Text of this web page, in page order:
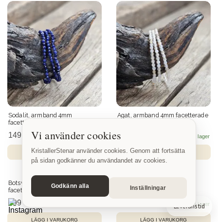
Sodalit, armband 4mm
facetterade pärlor
149 SEK
Agat, armband 4mm facetterade
129 SEK
Vi använder cookies
KristallerStenar använder cookies. Genom att fortsätta
på sidan godkänner du användandet av cookies.
Godkänn alla Inställningar